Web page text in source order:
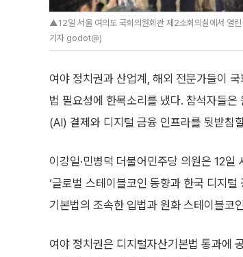
▲12일 서울 여의도 국회의원회관 제2소회의실에서 열
기자 godot@)
여야 정치권과 산업계, 해외 전문가들이
법 필요성에 한목소리를 냈다. 참석자들
(AI) 결제와 디지털 금융 인프라를 뒷받침
이강일·민병덕 더불어민주당 의원은 12
‘글로벌 스테이블코인 동향과 한국 디지
기본법의 조속한 입법과 원화 스테이블코
여야 정치권은 디지털자산기본법 통과에